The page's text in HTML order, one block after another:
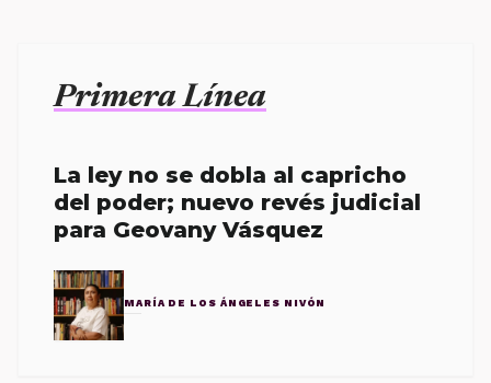
Primera Línea
La ley no se dobla al capricho
del poder; nuevo revés judicial
para Geovany Vásquez
MARÍA DE LOS ÁNGELES NIVÓN